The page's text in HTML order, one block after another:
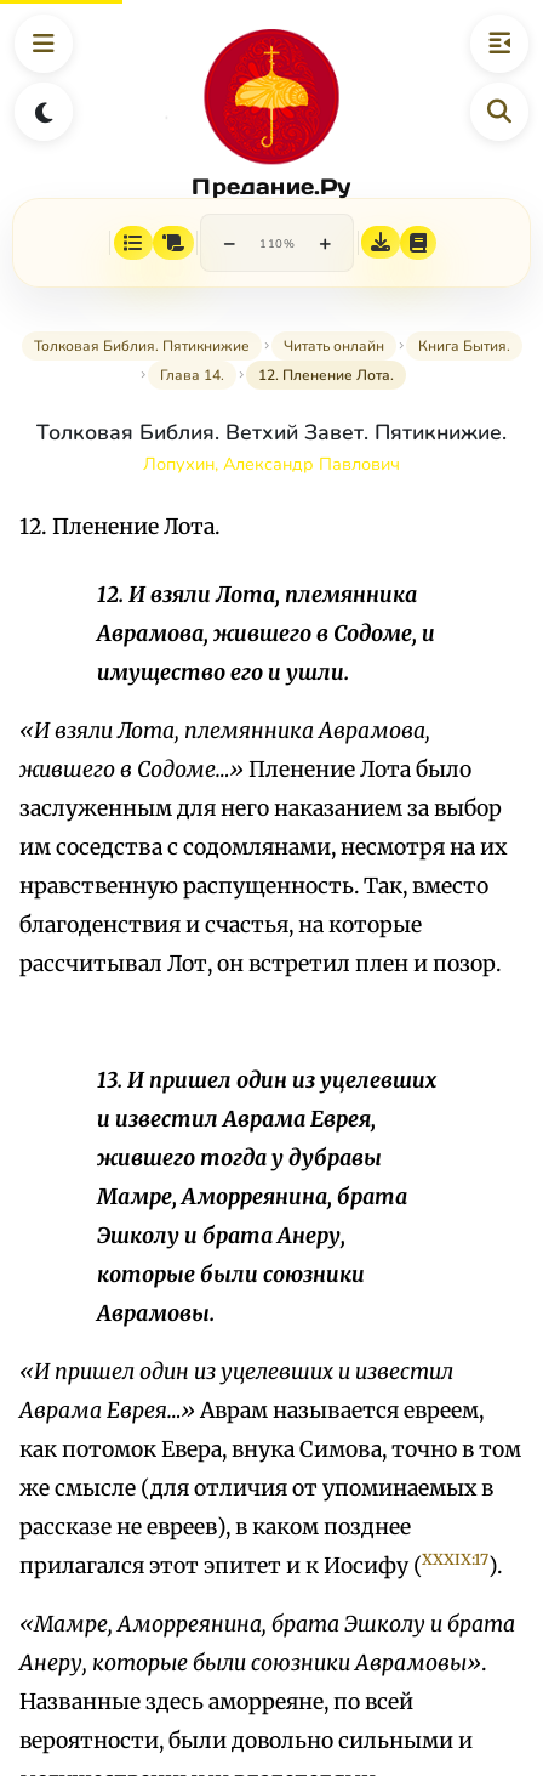
Предание.Ру
− 110% +
Толковая Библия. Пятикнижие Читать онлайн
Книга Бытия.
Глава 14.
12. Пленение Лота.
Толковая Библия. Ветхий Завет. Пятикнижие.
Лопухин, Александр Павлович
12. Пленение Лота.
12. И взяли Лота, племянника
Аврамова, жившего в Содоме, и
имущество его и ушли.
«И взяли Лота, племянника Аврамова,
жившего в Содоме…» Пленение Лота было
заслуженным для него наказанием за выбор
им соседства с содомлянами, несмотря на их
нравственную распущенность. Так, вместо
благоденствия и счастья, на которые
рассчитывал Лот, он встретил плен и позор.
13. И пришел один из уцелевших
и известил Аврама Еврея,
жившего тогда у дубравы
Мамре, Аморреянина, брата
Эшколу и брата Анеру,
которые были союзники
Аврамовы.
«И пришел один из уцелевших и известил
Аврама Еврея…»Аврам называется евреем,
как потомок Евера, внука Симова, точно в том
же смысле (для отличия от упоминаемых в
рассказе не евреев), в каком позднее
прилагался этот эпитет и к Иосифу (XXXIX:17).
«Мамре, Аморреянина, брата Эшколу и брата
Анеру, которые были союзники Аврамовы».
Названные здесь аморреяне, по всей
вероятности, были довольно сильными и